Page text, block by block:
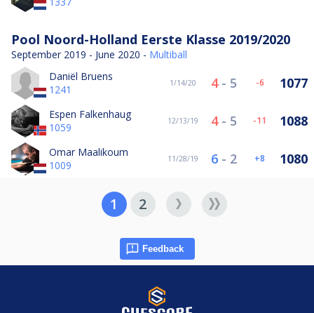
Pool Noord-Holland Eerste Klasse 2019/2020
September 2019 - June 2020 - Multiball
Daniël Bruens
1241
1/14/20 4- 5 -6 1077
Espen Falkenhaug
1059
12/13/19 4- 5 -11 1088
Omar Maalikoum
1009
11/28/19 6 - 2 8 1080
1 2
Feedback